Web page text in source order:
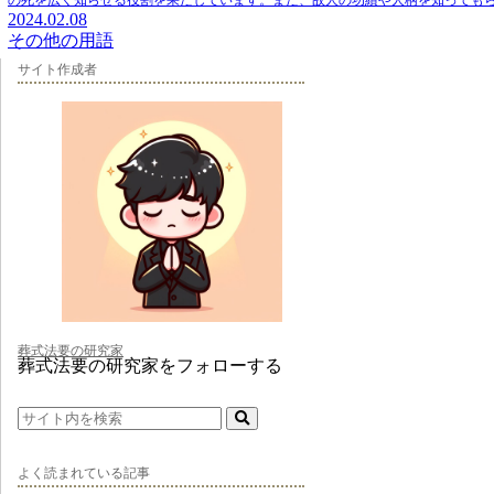
2024.02.08
その他の用語
サイト作成者
葬式法要の研究家
葬式法要の研究家をフォローする
よく読まれている記事